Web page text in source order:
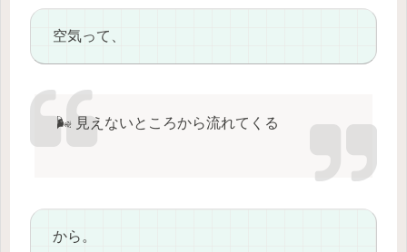
空気って、
🌬️ 見えないところから流れてくる
から。